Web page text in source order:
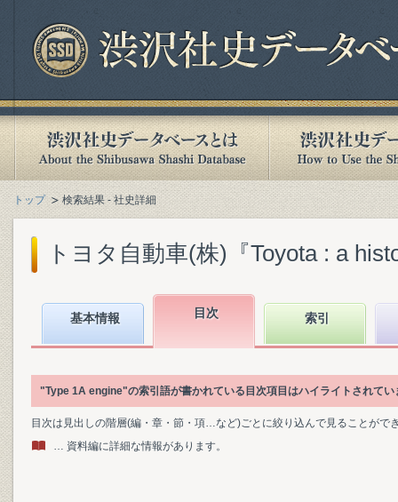
トップ 検索結果 - 社史詳細
トヨタ自動車(株)『Toyota : a
基本情報 目次 索引
"Type 1A engine"の索引語が書かれている目次項目はハイライトされてい
目次は見出しの階層(編・章・節・項…など)ごとに絞り込んで見ることがで
… 資料編に詳細な情報があります。